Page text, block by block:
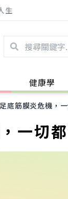
生
健康學
足底筋膜炎危機，
一切